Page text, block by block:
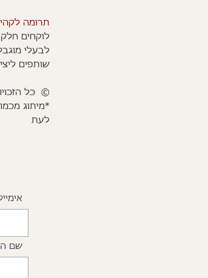
תרומה
לוקחים
לבעלי
שותפים
© כל
*מיתוג
לעת
שם